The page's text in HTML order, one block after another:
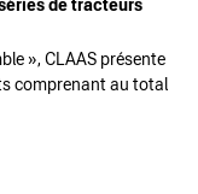
de tracteurs
», CLAAS présente
comprenant au total